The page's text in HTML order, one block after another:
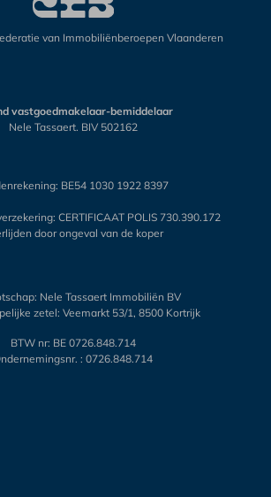
van Immobiliënberoepen Vlaanderen
vastgoedmakelaar-bemiddelaar
Nele Tassaert. BIV 502162
BE54 1030 1922 8397
CERTIFICAAT POLIS 730.390.172
door ongeval van de koper
Nele Tassaert Immobiliën BV
zetel: Veemarkt 53/1, 8500 Kortrijk
BTW nr: BE 0726.848.714
: 0726.848.714